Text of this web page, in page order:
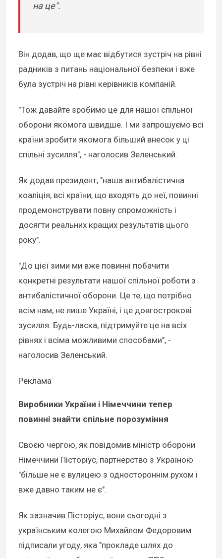
на це".
Він додав, що ще має відбутися зустріч на рівні
радників з питань національної безпеки і вже
була зустріч на рівні керівників компаній.
"Тож давайте зробимо це для нашої спільної
оборони якомога швидше. І ми запрошуємо всі
країни зробити якомога більший внесок у ці
спільні зусилля", - наголосив Зеленський.
Як додав президент, "наша антибалістична
коаліція, всі країни, що входять до неї, повинні
продемонструвати повну спроможність і
досягти реальних кращих результатів цього
року".
"До цієї зими ми вже повинні побачити
конкретні результати нашої спільної роботи з
антибалістичної оборони. Це те, що потрібно
всім нам, не лише Україні, і це довгострокові
зусилля. Будь-ласка, підтримуйте це на всіх
рівнях і всіма можливими способами", -
наголосив Зеленський.
Реклама
Виробники України і Німеччини тепер
повинні знайти спільне порозуміння
Своєю чергою, як повідомив міністр оборони
Німеччини Пісторіус, партнерство з Україною
"більше не є вулицею з одностороннім рухом і
вже давно таким не є".
Як зазначив Пісторіус, вони сьогодні з
українським колегою Михайлом Федоровим
підписали угоду, яка "прокладе шлях до